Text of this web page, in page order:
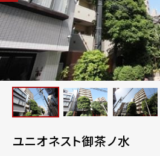
ユニオネスト御茶ノ水